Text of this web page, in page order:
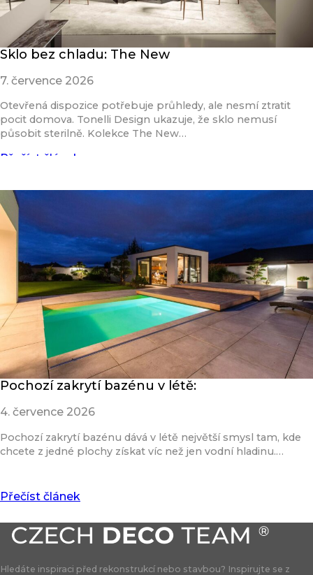
Sklo bez chladu: The New
7. července 2026
Otevřená dispozice potřebuje průhledy, ale nesmí ztratit
pocit domova. Tonelli Design ukazuje, že sklo nemusí
působit sterilně. Kolekce The New…
Přečíst článek
Pochozí zakrytí bazénu v létě:
4. července 2026
Pochozí zakrytí bazénu dává v létě největší smysl tam, kde
chcete z jedné plochy získat víc než jen vodní hladinu.…
Přečíst článek
Hledáte inspiraci před rekonstrukcí nebo stavbou? Inspirujte se z